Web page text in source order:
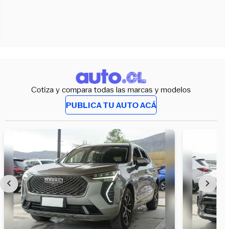
Cotiza y compara todas las marcas y modelos
PUBLICA TU AUTO ACÁ